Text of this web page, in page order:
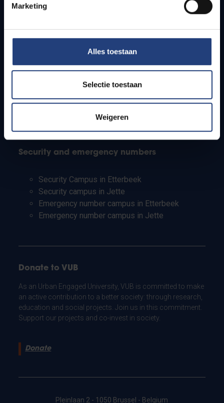
Marketing
Alles toestaan
Selectie toestaan
Weigeren
Students
PhD students
Teachers and secondary schools
Working students
Security and emergency numbers
Security Campus in Etterbeek
Security campus in Jette
Emergency number campus in Etterbeek
Emergency number campus in Jette
Donate to VUB
As an Urban Engaged University, VUB is committed to make
an active contribution to a better society: through research,
education and social projects. Join us in this commitment.
Support our projects and co-invest in society.
Donate
Pleinlaan 2 - 1050 Brussel - Belgium